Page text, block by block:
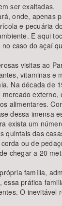
ser exaltadas.
onde,
e pecuária
E aqui
caso do açaí
visitas ao
vitaminas
Na década
alimentares.
dessa
exista um
das
ou de
chegar a 20
família,
prática
O